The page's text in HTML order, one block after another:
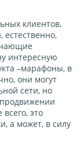
клиентов,
интересную
–марафоны, в
они могут
сети, но
это
а может, в силу